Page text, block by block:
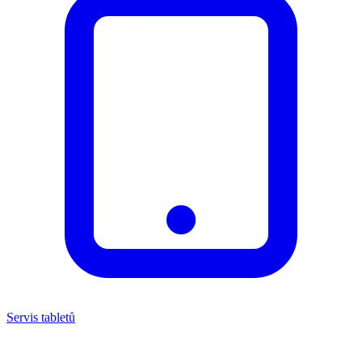
Servis tabletů